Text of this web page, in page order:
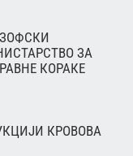
ЗА
КОРАКЕ
КРОВОВА